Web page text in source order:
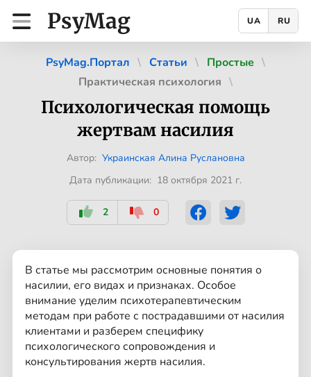
PsyMag UA RU
PsyMag.Портал Статьи
Простые
Практическая психология
Психологическая помощь
жертвам насилия
Автор: Украинская Алина Руслановна
Дата публикации: 18 октября 2021 г.
2 0
В статье мы рассмотрим основные понятия о
насилии, его видах и признаках. Особое
внимание уделим психотерапевтическим
методам при работе с пострадавшими от насилия
клиентами и разберем специфику
психологического сопровождения и
консультирования жертв насилия.